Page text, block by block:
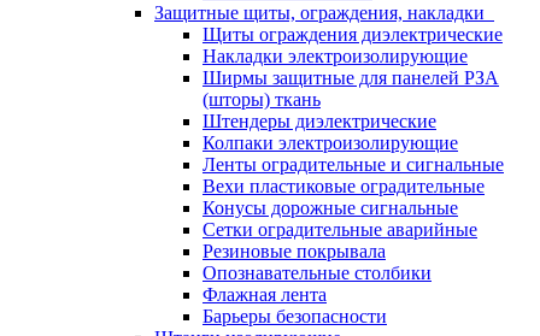
Защитные щиты, ограждения, накладки
Щиты ограждения диэлектрические
Накладки электроизолирующие
Ширмы защитные для панелей РЗА
(шторы) ткань
Штендеры диэлектрические
Колпаки электроизолирующие
Ленты оградительные и сигнальные
Вехи пластиковые оградительные
Конусы дорожные сигнальные
Сетки оградительные аварийные
Резиновые покрывала
Опознавательные столбики
Флажная лента
Барьеры безопасности